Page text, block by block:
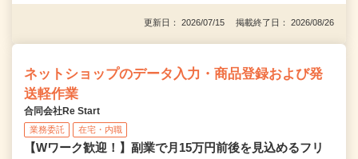
更新日： 2026/07/15 掲載終了日： 2026/08/26
ネットショップのデータ入力・商品登録および発
送軽作業
合同会社Re Start
業務委託 在宅・内職
【Wワーク歓迎！】副業で月15万円前後を見込めるフリ